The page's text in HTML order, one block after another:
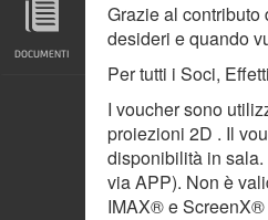
DOCUMENTI
Grazie al
desideri e quando
Per tutti i Soci,
I voucher sono
proiezioni 2D . Il
disponibilità in
via APP). Non è
IMAX® e ScreenX®